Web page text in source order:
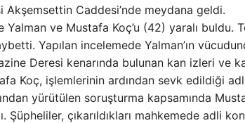
Caddesi’nde meydana geldi.
ve Mustafa Koç’u (42) yaralı buldu.
Yapılan incelemede Yalman’ın
Deresi kenarında bulunan kan izleri ve
Koç, işlemlerinin ardından sevk edildiği
yürütülen soruşturma kapsamında
Şüpheliler, çıkarıldıkları mahkemede adli